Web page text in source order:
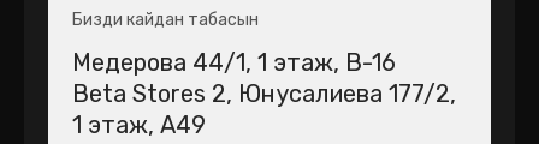
Бизди кайдан табасын
Медерова 44/1​, 1 этаж, В-16
Beta Stores 2​, Юнусалиева 177/2,
1 этаж, А49